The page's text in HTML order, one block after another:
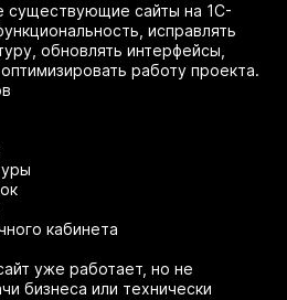
существующие сайты на 1С-
исправлять
обновлять интерфейсы,
работу проекта.
кабинета
уже работает, но не
бизнеса или технически